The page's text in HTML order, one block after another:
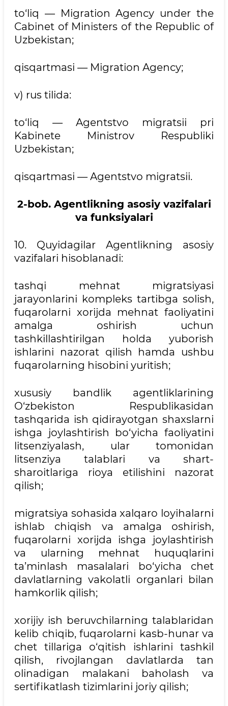
to‘liq — Migration Agency under the
Cabinet of Ministers of the Republic of
Uzbekistan;
qisqartmasi — Migration Agency;
v) rus tilida:
to‘liq — Agentstvo migratsii pri
Kabinete Ministrov Respubliki
Uzbekistan;
qisqartmasi — Agentstvo migratsii.
2-bob. Agentlikning asosiy vazifalari
va funksiyalari
10. Quyidagilar Agentlikning asosiy
vazifalari hisoblanadi:
tashqi mehnat migratsiyasi
jarayonlarini kompleks tartibga solish,
fuqarolarni xorijda mehnat faoliyatini
amalga oshirish uchun
tashkillashtirilgan holda yuborish
ishlarini nazorat qilish hamda ushbu
fuqarolarning hisobini yuritish;
xususiy bandlik agentliklarining
O‘zbekiston Respublikasidan
tashqarida ish qidirayotgan shaxslarni
ishga joylashtirish bo‘yicha faoliyatini
litsenziyalash, ular tomonidan
litsenziya talablari va shart-
sharoitlariga rioya etilishini nazorat
qilish;
migratsiya sohasida xalqaro loyihalarni
ishlab chiqish va amalga oshirish,
fuqarolarni xorijda ishga joylashtirish
va ularning mehnat huquqlarini
ta’minlash masalalari bo‘yicha chet
davlatlarning vakolatli organlari bilan
hamkorlik qilish;
xorijiy ish beruvchilarning talablaridan
kelib chiqib, fuqarolarni kasb-hunar va
chet tillariga o‘qitish ishlarini tashkil
qilish, rivojlangan davlatlarda tan
olinadigan malakani baholash va
sertifikatlash tizimlarini joriy qilish;